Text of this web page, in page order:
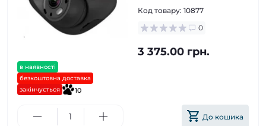
в наявності
безкоштовна доставка
закінчується
10
Код товару: 10877
0
3 375.00 грн.
До кошика